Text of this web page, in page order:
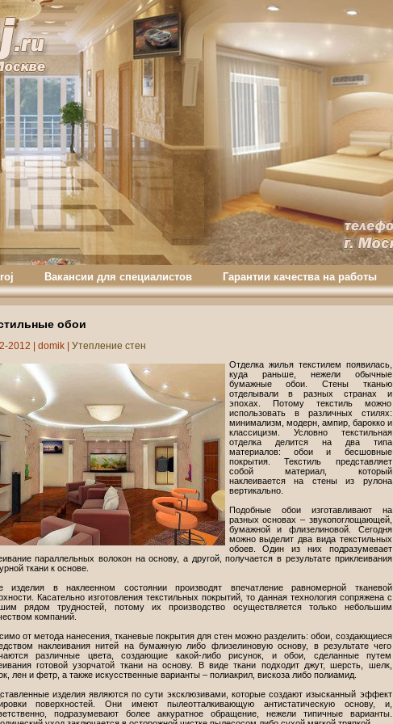
Гарантии качества на работы
Вакансии для специалистов
обои
2012 | domik| Утепление стен
Отделка жилья текстилем появилась,
куда раньше, нежели обычные
бумажные обои. Стены тканью
отделывали в разных странах и
эпохах. Потому текстиль можно
использовать в различных стилях:
минимализм, модерн, ампир, барокко и
классицизм. Условно текстильная
отделка делится на два типа
материалов: обои и бесшовные
покрытия. Текстиль представляет
собой материал, который
наклеивается на стены из рулона
вертикально.
Подобные обои изготавливают на
разных основах – звукопоглощающей,
бумажной и флизелиновой. Сегодня
можно выделит два вида текстильных
обоев. Один из них подразумевает
параллельных волокон на основу, а другой, получается в результате приклеивания
ткани к основе.
изделия в наклеенном состоянии производят впечатление равномерной тканевой
Касательно изготовления текстильных покрытий, то данная технология сопряжена с
рядом трудностей, потому их производство осуществляется только небольшим
компаний.
от метода нанесения, тканевые покрытия для стен можно разделить: обои, создающиеся
наклеивания нитей на бумажную либо флизелиновую основу, в результате чего
различные цвета, создающие какой-либо рисунок, и обои, сделанные путем
готовой узорчатой ткани на основу. В виде ткани подходит джут, шерсть, шелк,
лен и фетр, а также искусственные варианты – полиакрил, вискоза либо полиамид.
изделия являются по сути эксклюзивами, которые создают изысканный эффект
поверхностей. Они имеют пылеотталкивающую антистатическую основу, и,
подразумевают более аккуратное обращение, нежели типичные варианты.